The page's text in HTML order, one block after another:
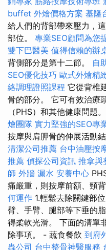
buffet 外燴價格方案 基隆
給人們的背部帶來壓力，
部位。 專業SEO顧問為您
雙下巴醫美 值得信賴的辦
背側部分是第十二節。 自
SEO優化技巧 歐式外燴精
絡調理證照課程 它從背椎
骨的部分。 它可有效治療
（PHS）和其他健康問題。
燴團隊 實力堅強的SEO專
按摩與肩胛骨的伸展活動結
清潔公司推薦 台中油壓按
推薦 偵探公司資訊 推拿與
師 外牆 漏水 安養中心
痛嚴重，則按摩前額、頸
何運作 1.輕鬆去除關鍵部
臂、手臂、腿部等下垂的
得柔軟光滑。 下面的清單
除事項。 - 蔬食餐飲 到府
蟲公司 台中整骨神醫服務